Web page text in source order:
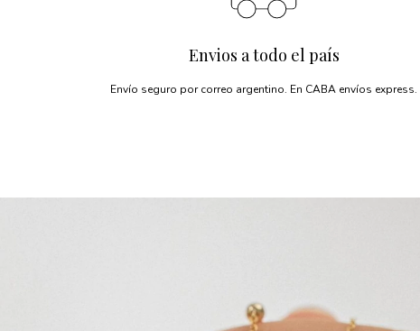
Envios a todo el país
Envío seguro por correo argentino. En CABA envíos express.